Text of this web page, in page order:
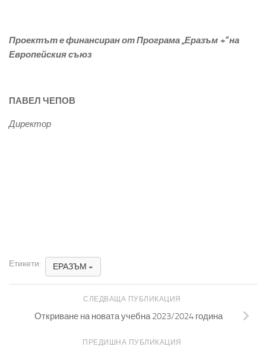
Проектът е финансиран от Програма „Еразъм +“ на
Европейския съюз
ПАВЕЛ ЧЕПОВ
Директор
Етикети: ЕРАЗЪМ +
СЛЕДВАЩА ПУБЛИКАЦИЯ
Откриване на новата учебна 2023/2024 година
ПРЕДИШНА ПУБЛИКАЦИЯ